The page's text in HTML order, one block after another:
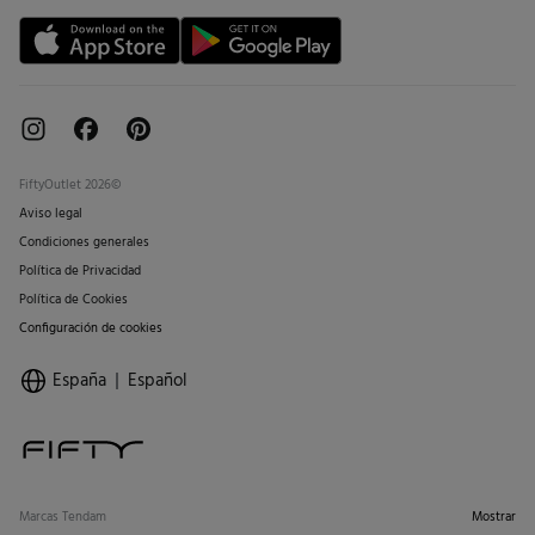
FiftyOutlet 2026©
Aviso legal
Condiciones generales
Política de Privacidad
Política de Cookies
Configuración de cookies
España Español
Marcas Tendam Mostrar